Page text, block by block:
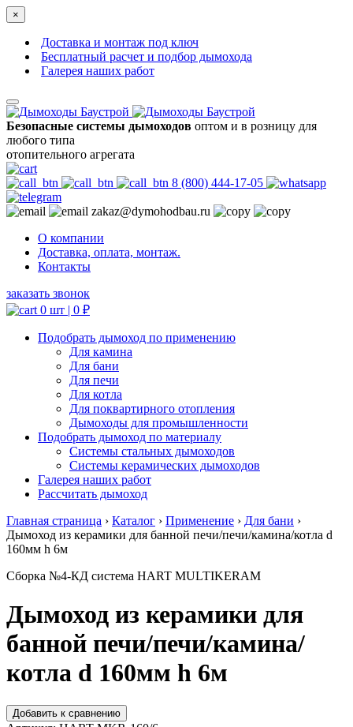
×
Доставка и монтаж под ключ
Бесплатный расчет и подбор дымохода
Галерея наших работ
Безопасные системы дымоходов оптом и в розницу для
любого типа
отопительного агрегата
8 (800) 444-17-05
zakaz@dymohodbau.ru
О компании
Доставка, оплата, монтаж.
Контакты
заказать звонок
0 шт | 0 ₽
Подобрать дымоход по применению
Для камина
Для бани
Для печи
Для котла
Для поквартирного отопления
Дымоходы для промышленности
Подобрать дымоход по материалу
Системы стальных дымоходов
Системы керамических дымоходов
Галерея наших работ
Рассчитать дымоход
Главная страница › Каталог › Применение › Для бани ›
Дымоход из керамики для банной печи/печи/камина/котла d
160мм h 6м
Сборка №4-КД система HART MULTIKERAM
Дымоход из керамики для
банной печи/печи/камина/
котла d 160мм h 6м
Добавить к сравнению